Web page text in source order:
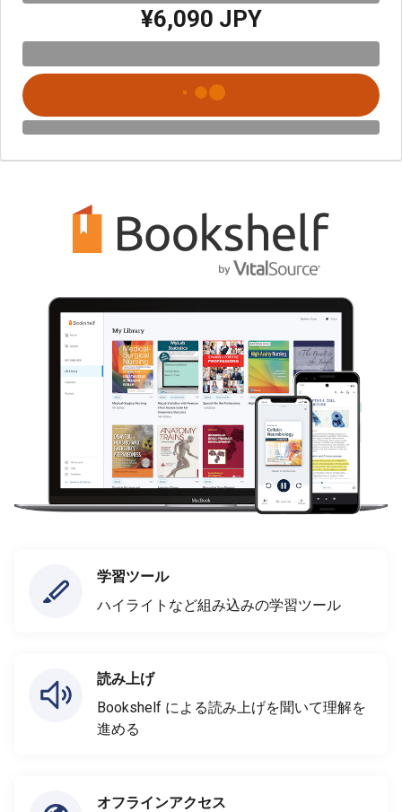
¥6,090 JPY
学習ツール
ハイライトなど組み込みの学習ツール
読み上げ
Bookshelf による読み上げを聞いて理解を
進める
オフラインアクセス